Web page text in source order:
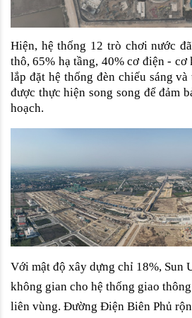
Hiện, hệ thống 12 trò chơi nước
thô, 65% hạ tầng, 40% cơ điện -
lắp đặt hệ thống đèn chiếu sáng
được thực hiện song song để đảm
hoạch.
Với mật độ xây dựng chỉ 18%, Sun
không gian cho hệ thống giao
liên vùng. Đường Điện Biên Phủ